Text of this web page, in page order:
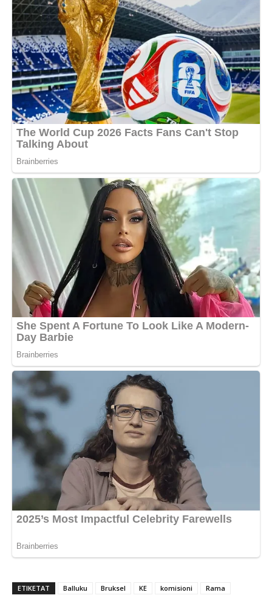
ETIKETAT Balluku Bruksel KE komisioni Rama